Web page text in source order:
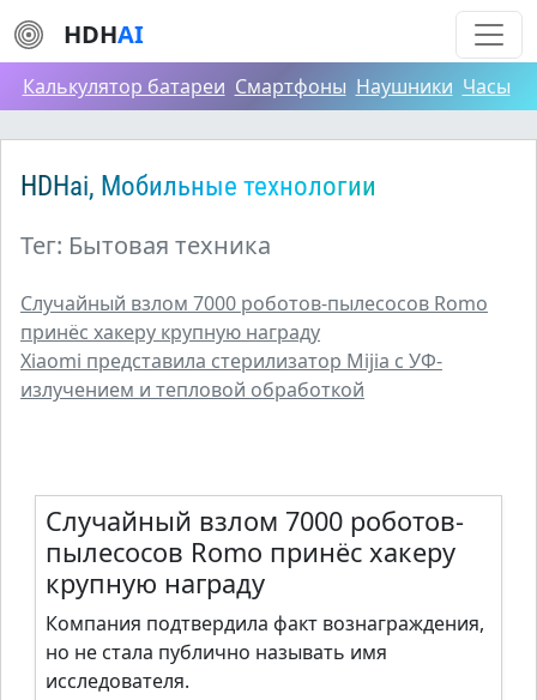
HDHAI
Калькулятор батареи Смартфоны Наушники Часы
HDHai, Мобильные технологии
Тег: Бытовая техника
Случайный взлом 7000 роботов-пылесосов Romo
принёс хакеру крупную награду
Xiaomi представила стерилизатор Mijia с УФ-
излучением и тепловой обработкой
Случайный взлом 7000 роботов-
пылесосов Romo принёс хакеру
крупную награду
Компания подтвердила факт вознаграждения,
но не стала публично называть имя
исследователя.